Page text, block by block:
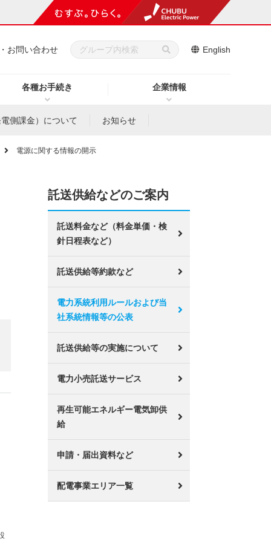
各種お手続き 企業情報
お問い合わせ English
側課金）について お知らせ
電源に関する情報の開示
託送供給などのご案内
託送料金など（料金単価・検
針日程表など）
託送供給等約款など
電力系統利用ルールおよび当
社系統情報等の公表
託送供給等の実施について
電力小売託送サービス
再生可能エネルギー電気卸供
給
申請・届出資料など
配電事業エリア一覧